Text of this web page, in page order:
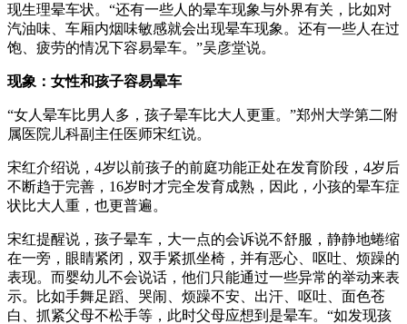
现生理晕车状。“还有一些人的晕车现象与外界有关，比如对
汽油味、车厢内烟味敏感就会出现晕车现象。还有一些人在过
饱、疲劳的情况下容易晕车。”吴彦堂说。
现象：女性和孩子容易晕车
“女人晕车比男人多，孩子晕车比大人更重。”郑州大学第二附
属医院儿科副主任医师宋红说。
宋红介绍说，4岁以前孩子的前庭功能正处在发育阶段，4岁后
不断趋于完善，16岁时才完全发育成熟，因此，小孩的晕车症
状比大人重，也更普遍。
宋红提醒说，孩子晕车，大一点的会诉说不舒服，静静地蜷缩
在一旁，眼睛紧闭，双手紧抓坐椅，并有恶心、呕吐、烦躁的
表现。而婴幼儿不会说话，他们只能通过一些异常的举动来表
示。比如手舞足蹈、哭闹、烦躁不安、出汗、呕吐、面色苍
白、抓紧父母不松手等，此时父母应想到是晕车。“如发现孩